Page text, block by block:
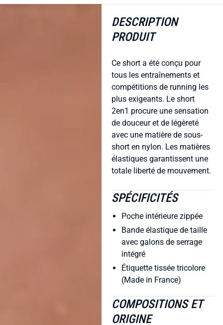
DESCRIPTION
PRODUIT
Ce short a été conçu pour
tous les entraînements et
compétitions de running les
plus exigeants. Le short
2en1 procure une sensation
de douceur et de légèreté
avec une matière de sous-
short en nylon. Les matières
élastiques garantissent une
totale liberté de mouvement.
SPÉCIFICITÉS
Poche intérieure zippée
Bande élastique de taille
avec galons de serrage
intégré
Étiquette tissée tricolore
(Made in France)
COMPOSITIONS ET
ORIGINE